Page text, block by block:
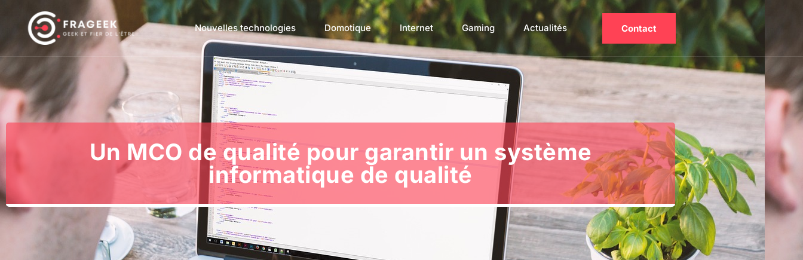
Nouvelles technologies Domotique Internet Gaming Actualités Contact
Un MCO de qualité pour garantir un système
informatique de qualité